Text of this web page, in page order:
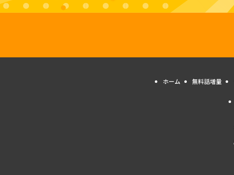
ホーム 無料話増量